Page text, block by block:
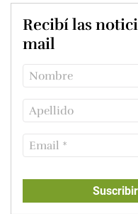
Recibí las
mail